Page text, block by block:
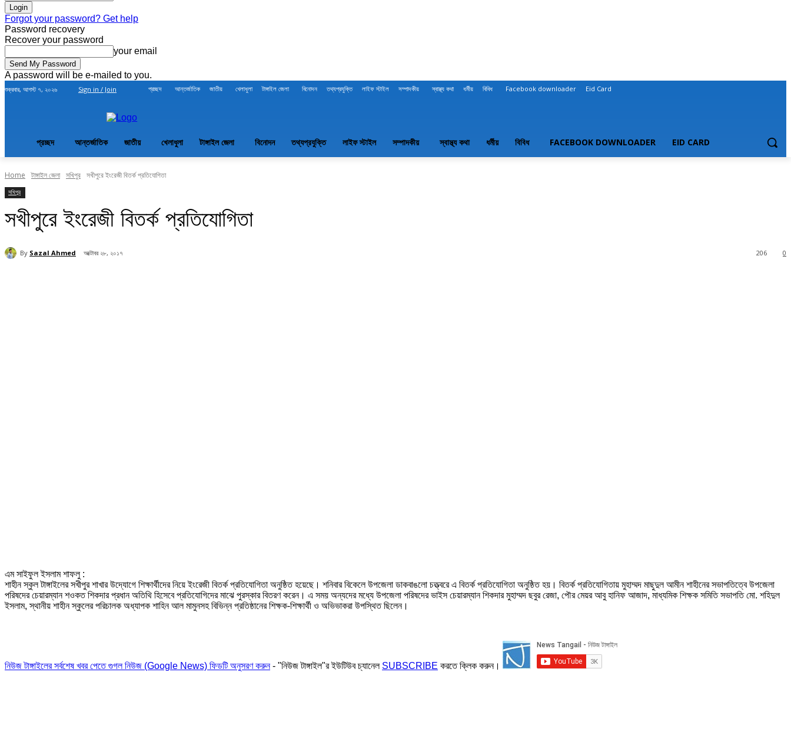
Forgot your password? Get help
Password recovery
Recover your password
your email
A password will be e-mailed to you.
শুক্রবার, আগস্ট ৭, ২০২৬ Sign in / Join প্রচ্ছদ আন্তর্জাতিক জাতীয় খেলাধুলা টাঙ্গাইল জেলা বিনোদন তথ্যপ্রযুক্তি লাইফ স্টাইল সম্পাদকীয় স্বাস্থ্য কথা ধর্মীয় বিবিধ Facebook downloader Eid Card
প্রচ্ছদ আন্তর্জাতিক জাতীয় খেলাধুলা টাঙ্গাইল জেলা বিনোদন তথ্যপ্রযুক্তি লাইফ স্টাইল সম্পাদকীয় স্বাস্থ্য কথা ধর্মীয় বিবিধ FACEBOOK DOWNLOADER EID CARD
Home টাঙ্গাইল জেলা সখিপুর সখীপুরে ইংরেজী বিতর্ক প্রতিযোগিতা
সখিপুর
সখীপুরে ইংরেজী বিতর্ক প্রতিযোগিতা
By Sazal Ahmed অক্টোবর ২৮, ২০১৭ 0
206
এম সাইফুল ইসলাম শাফলু :
শাহীন স্কুল টাঙ্গাইলের সখীপুর শাখার উদ্যোগে শিক্ষার্থীদের নিয়ে ইংরেজী বিতর্ক প্রতিযোগিতা অনুষ্ঠিত হয়েছে। শনিবার বিকেলে উপজেলা ডাকবাঙলো চত্ত্বরে এ বিতর্ক প্রতিযোগিতা অনুষ্ঠিত হয়। বিতর্ক প্রতিযোগিতায় মুহাম্মদ মাছুদুল আমীন শাহীনের সভাপতিত্বে উপজেলা
পরিষদের চেয়ারম্যান শওকত শিকদার প্রধান অতিথি হিসেবে প্রতিযোগিদের মাঝে পুরস্কার বিতরণ করেন। এ সময় অন্যদের মধ্যে উপজেলা পরিষদের ভাইস চেয়ারম্যান শিকদার মুহাম্মদ ছবুর রেজা, পৌর মেয়র আবু হানিফ আজাদ, মাধ্যমিক শিক্ষক সমিতি সভাপতি মো. শহিদুল
ইসলাম, স্থানীয় শাহীন স্কুলের পরিচালক অধ্যাপক শাহিন আল মামুনসহ বিভিন্ন প্রতিষ্ঠানের শিক্ষক-শিক্ষার্থী ও অভিভাকরা উপস্থিত ছিলেন।
নিউজ টাঙ্গাইলের সর্বশেষ খবর পেতে গুগল নিউজ (Google News) ফিডটি অনুসরণ করুন- "নিউজ টাঙ্গাইল"র ইউটিউব চ্যানেল SUBSCRIBE করতে ক্লিক করুন।